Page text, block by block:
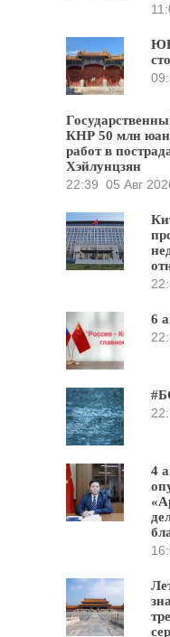
КНР 50 млн
работ в
Хэйлунцзян
22:39 05 Авг
6
4